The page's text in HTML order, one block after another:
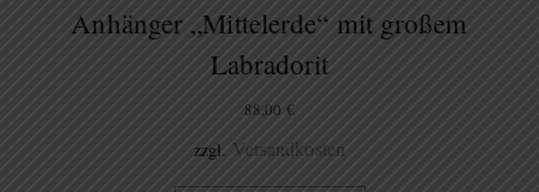
Anhänger „Mittelerde“ mit großem
Labradorit
88,00€
zzgl. Versandkosten